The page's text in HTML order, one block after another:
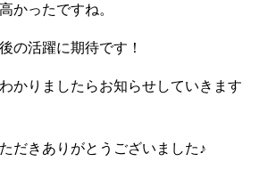
かったですね。
の活躍に期待です！
かりましたらお知らせしていきます
だきありがとうございました♪